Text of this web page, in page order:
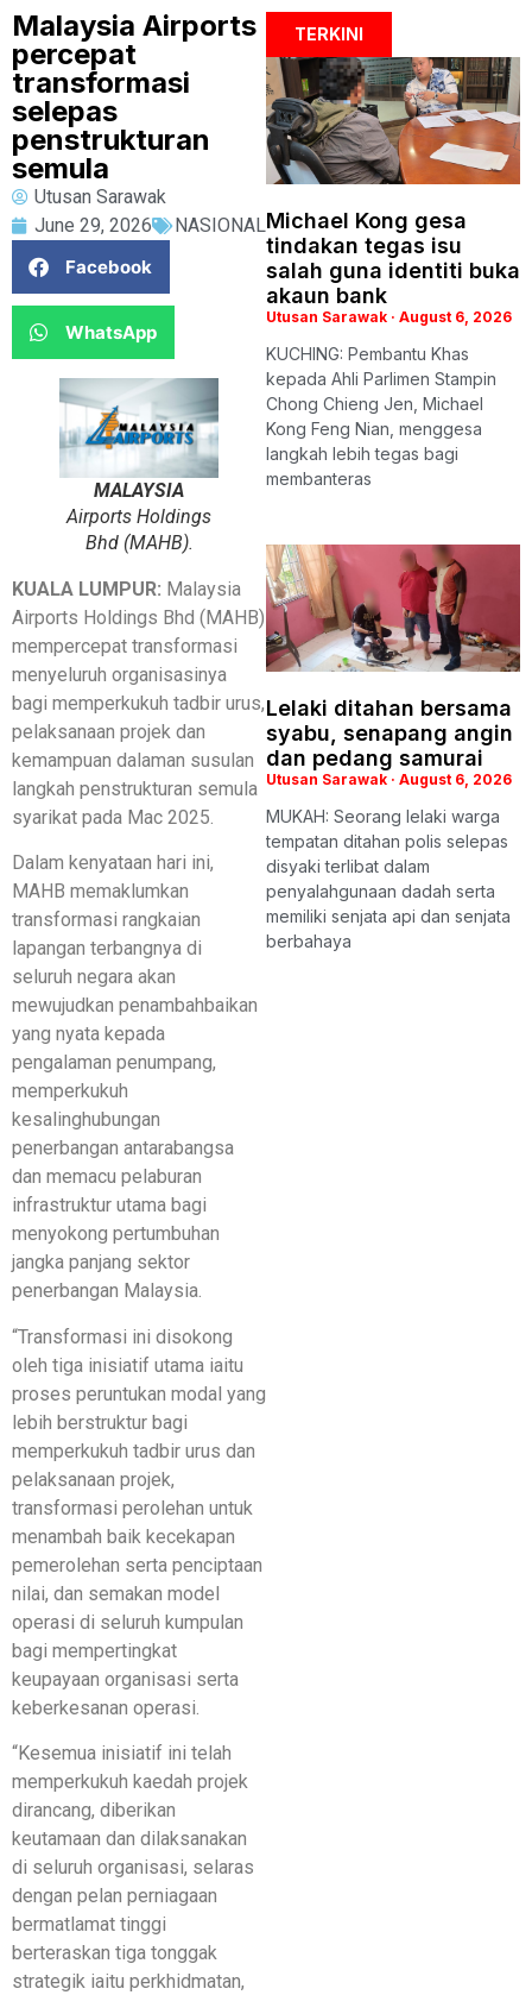
Malaysia Airports
percepat
transformasi
selepas
penstrukturan
semula
Utusan Sarawak
June 29, 2026
NASIONAL
Facebook
WhatsApp
MALAYSIA
Airports Holdings
Bhd (MAHB).
KUALA LUMPUR: Malaysia
Airports Holdings Bhd (MAHB)
mempercepat transformasi
menyeluruh organisasinya
bagi memperkukuh tadbir urus,
pelaksanaan projek dan
kemampuan dalaman susulan
langkah penstrukturan semula
syarikat pada Mac 2025.
Dalam kenyataan hari ini,
MAHB memaklumkan
transformasi rangkaian
lapangan terbangnya di
seluruh negara akan
mewujudkan penambahbaikan
yang nyata kepada
pengalaman penumpang,
memperkukuh
kesalinghubungan
penerbangan antarabangsa
dan memacu pelaburan
infrastruktur utama bagi
menyokong pertumbuhan
jangka panjang sektor
penerbangan Malaysia.
“Transformasi ini disokong
oleh tiga inisiatif utama iaitu
proses peruntukan modal yang
lebih berstruktur bagi
memperkukuh tadbir urus dan
pelaksanaan projek,
transformasi perolehan untuk
menambah baik kecekapan
pemerolehan serta penciptaan
nilai, dan semakan model
operasi di seluruh kumpulan
bagi mempertingkat
keupayaan organisasi serta
keberkesanan operasi.
“Kesemua inisiatif ini telah
memperkukuh kaedah projek
dirancang, diberikan
keutamaan dan dilaksanakan
di seluruh organisasi, selaras
dengan pelan perniagaan
bermatlamat tinggi
berteraskan tiga tonggak
strategik iaitu perkhidmatan,
TERKINI
Michael Kong gesa
tindakan tegas isu
salah guna identiti buka
akaun bank
Utusan Sarawak August 6, 2026
KUCHING: Pembantu Khas
kepada Ahli Parlimen Stampin
Chong Chieng Jen, Michael
Kong Feng Nian, menggesa
langkah lebih tegas bagi
membanteras
Lelaki ditahan bersama
syabu, senapang angin
dan pedang samurai
Utusan Sarawak August 6, 2026
MUKAH: Seorang lelaki warga
tempatan ditahan polis selepas
disyaki terlibat dalam
penyalahgunaan dadah serta
memiliki senjata api dan senjata
berbahaya